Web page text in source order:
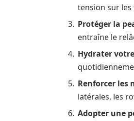
tension sur
Protéger la
entraîne le
Hydrater
Renforcer les
latérales, les
Adopter une